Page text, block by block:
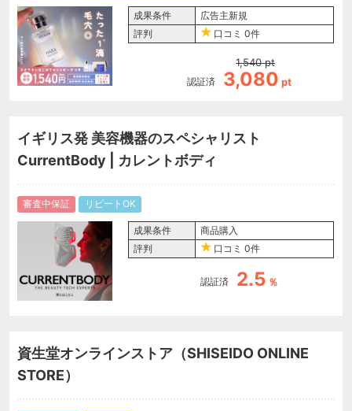
成果条件
広告主新規
評判
口コミ 0件
認証済
1,540 pt
3,080 pt
イギリス発 美容機器のスペシャリスト
CurrentBody | カレントボディ
審査中保証 リピートOK
成果条件
商品購入
評判
口コミ 0件
認証済 2.5 ％
資生堂オンラインストア（SHISEIDO ONLINE
STORE）